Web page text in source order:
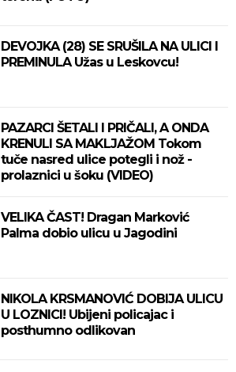
DEVOJKA (28) SE SRUŠILA NA ULICI I
PREMINULA Užas u Leskovcu!
PAZARCI ŠETALI I PRIČALI, A ONDA
KRENULI SA MAKLJAŽOM Tokom
tuče nasred ulice potegli i nož -
prolaznici u šoku (VIDEO)
VELIKA ČAST! Dragan Marković
Palma dobio ulicu u Jagodini
NIKOLA KRSMANOVIĆ DOBIJA ULICU
U LOZNICI! Ubijeni policajac i
posthumno odlikovan